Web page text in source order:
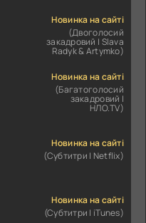
Новинка на сайті
(Двоголосий
закадровий | Slava
Radyk & Artymko)
Новинка на сайті
(Багатоголосий
закадровий |
НЛО.TV)
Новинка на сайті
(Субтитри | Netflix)
Новинка на сайті
(Субтитри | iTunes)